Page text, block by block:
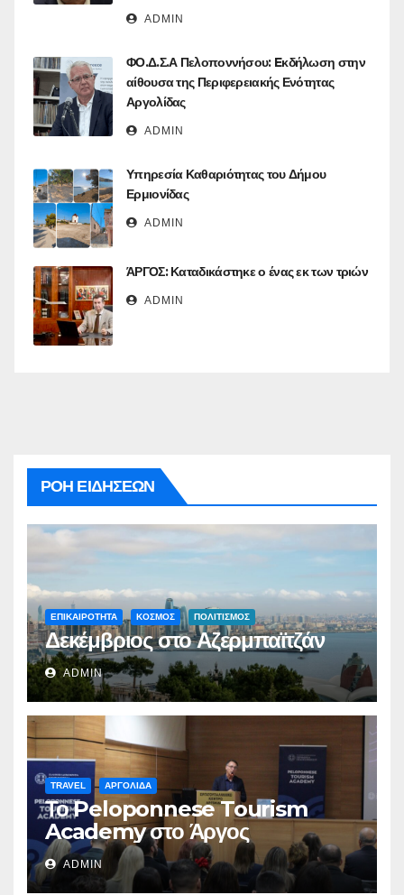
ADMIN
ΦΟ.Δ.Σ.Α Πελοποννήσου: Eκδήλωση στην
αίθουσα της Περιφερειακής Ενότητας
Αργολίδας
ADMIN
Υπηρεσία Καθαριότητας του Δήμου
Ερμιονίδας
ADMIN
ΆΡΓΟΣ: Καταδικάστηκε ο ένας εκ των τριών
ADMIN
ΡΟΗ ΕΙΔΗΣΕΩΝ
ΕΠΙΚΑΙΡΟΤΗΤΑ ΚΟΣΜΟΣ ΠΟΛΙΤΙΣΜΟΣ
Δεκέμβριος στο Αζερμπαϊτζάν
ADMIN
TRAVEL ΑΡΓΟΛΙΔΑ
Το Peloponnese Tourism
Academy στο Άργος
ADMIN